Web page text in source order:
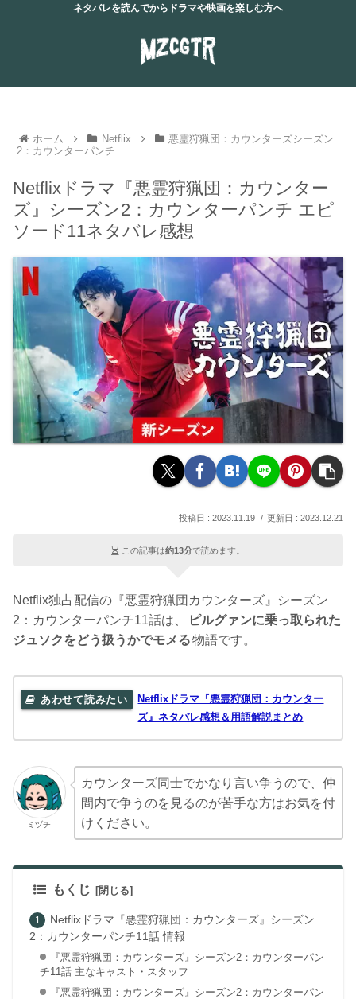
ネタバレを読んでからドラマや映画を楽しむ方へ
ホーム Netflix
悪霊狩猟団：カウンターズシーズン
2：カウンターパンチ
Netflixドラマ『悪霊狩猟団：カウンター
ズ』シーズン2：カウンターパンチ エピ
ソード11ネタバレ感想
2023.11.19 2023.12.21
この記事は約13分で読めます。
Netflix独占配信の『悪霊狩猟団カウンターズ』シーズン
2：カウンターパンチ11話は、
ピルグァンに乗っ取られた
ジュソクをどう扱うかでモメる物語です。
Netflixドラマ『悪霊狩猟団：カウンター
ズ』ネタバレ感想＆用語解説まとめ
ミヅチ
カウンターズ同士でかなり言い争うので、仲
間内で争うのを見るのが苦手な方はお気を付
けください。
もくじ
Netflixドラマ『悪霊狩猟団：カウンターズ』シーズン
2：カウンターパンチ11話 情報
『悪霊狩猟団：カウンターズ』シーズン2：カウンターパン
チ11話 主なキャスト・スタッフ
『悪霊狩猟団：カウンターズ』シーズン2：カウンターパン